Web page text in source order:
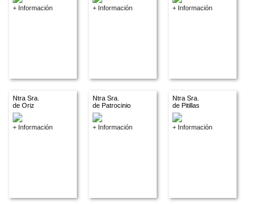
+ Información + Información + Información
Ntra Sra.
de Oriz
+ Información
Ntra Sra.
de Patrocinio
+ Información
Ntra Sra.
de Pitillas
+ Información